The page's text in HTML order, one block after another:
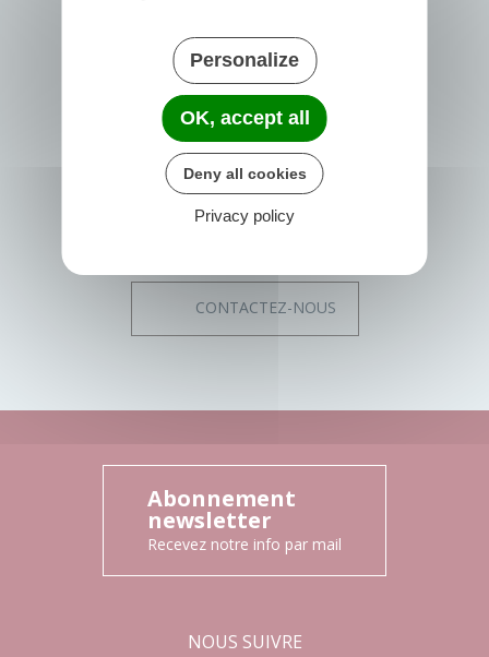
PRIGONRIEUX
1 Place du Groupe Loiseau
24130 Prigonrieux
France
05 53 61 55 55
Horaires de la mairie
08h30 - 12h30
13h30 - 17h30
CONTACTEZ-NOUS
Abonnement
newsletter
Recevez notre info par mail
NOUS SUIVRE
Personalize
OK, accept all
Deny all cookies
Privacy policy